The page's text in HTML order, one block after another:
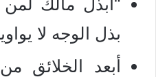
بذل الوجه لا
أبعد الخلائق